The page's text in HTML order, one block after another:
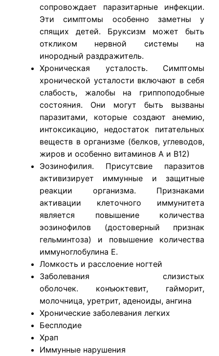
сопровождает паразитарные инфекции.
Эти симптомы особенно заметны у
спящих детей. Бруксизм может быть
откликом нервной системы на
инородный раздражитель.
Хроническая усталость. Симптомы
хронической усталости включают в себя
слабость, жалобы на гриппоподобные
состояния. Они могут быть вызваны
паразитами, которые создают анемию,
интоксикацию, недостаток питательных
веществ в организме (белков, углеводов,
жиров и особенно витаминов А и В12)
Эозинофилия. Присутсвие паразитов
активизирует иммунные и защитные
реакции организма. Признаками
активации клеточного иммунитета
является повышение количества
эозинофилов (достоверный признак
гельминтоза) и повышение количества
иммуноглобулина Е.
Ломкость и расслоение ногтей
Заболевания слизистых
оболочек. конъюктевит, гайморит,
молочница, уретрит, аденоиды, ангина
Хронические заболевания легких
Бесплодие
Храп
Иммунные нарушения